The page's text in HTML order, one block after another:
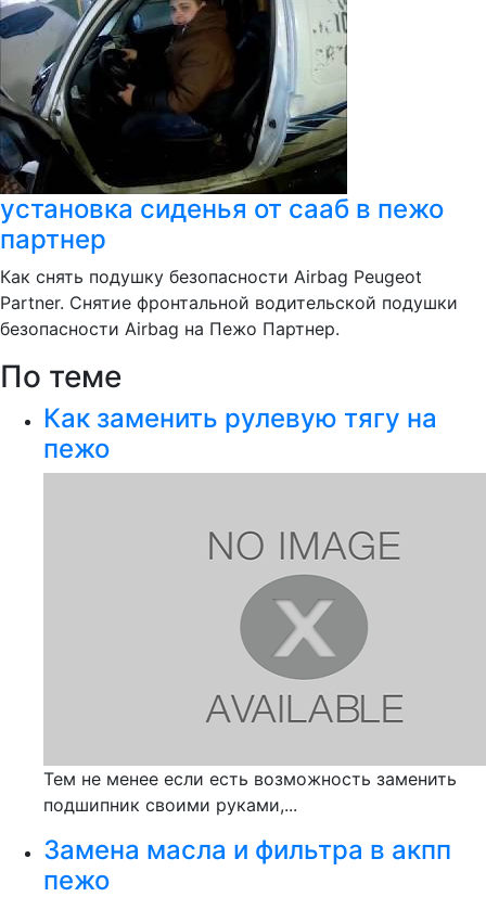
установка сиденья от сааб в пежо
партнер
Как снять подушку безопасности Airbag Peugeot
Partner. Снятие фронтальной водительской подушки
безопасности Airbag на Пежо Партнер.
По теме
Как заменить рулевую тягу на
пежо
Тем не менее если есть возможность заменить
подшипник своими руками,...
Замена масла и фильтра в акпп
пежо